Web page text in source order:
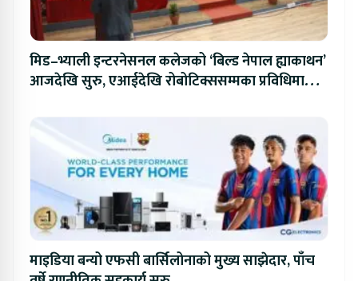
मिड–भ्याली इन्टरनेसनल कलेजको ‘बिल्ड नेपाल ह्याकाथन’
आजदेखि सुरु, एआईदेखि रोबोटिक्ससम्मका प्रविधिमा
माइडिया बन्यो एफसी बार्सिलोनाको मुख्य साझेदार, पाँच